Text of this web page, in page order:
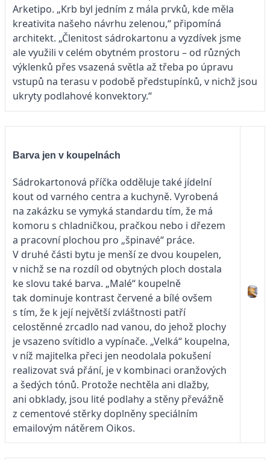
Arketipo. „Krb byl jedním z mála prvků, kde měla
kreativita našeho návrhu zelenou,“ připomíná
architekt. „Členitost sádrokartonu a vyzdívek jsme
ale využili v celém obytném prostoru – od různých
výklenků přes vsazená světla až třeba po úpravu
vstupů na terasu v podobě předstupínků, v nichž jsou
ukryty podlahové konvektory.“
Barva jen v koupelnách
Sádrokartonová příčka odděluje také jídelní
kout od varného centra a kuchyně. Vyrobená
na zakázku se vymyká standardu tím, že má
komoru s chladničkou, pračkou nebo i dřezem
a pracovní plochou pro „špinavé“ práce.
V druhé části bytu je menší ze dvou koupelen,
v nichž se na rozdíl od obytných ploch dostala
ke slovu také barva. „Malé“ koupelně
tak dominuje kontrast červené a bílé ovšem
s tím, že k její největší zvláštnosti patří
celostěnné zrcadlo nad vanou, do jehož plochy
je vsazeno svítidlo a vypínače. „Velká“ koupelna,
v níž majitelka přeci jen neodolala pokušení
realizovat svá přání, je v kombinaci oranžových
a šedých tónů. Protože nechtěla ani dlažby,
ani obklady, jsou lité podlahy a stěny převážně
z cementové stěrky doplněny speciálním
emailovým nátěrem Oikos.